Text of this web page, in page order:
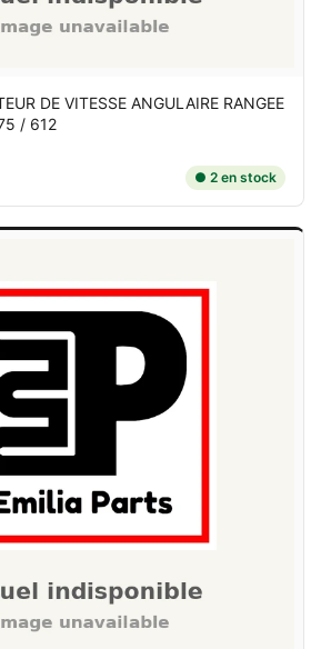
DE VITESSE ANGULAIRE RANGEE
/ 612
● 2 en stock